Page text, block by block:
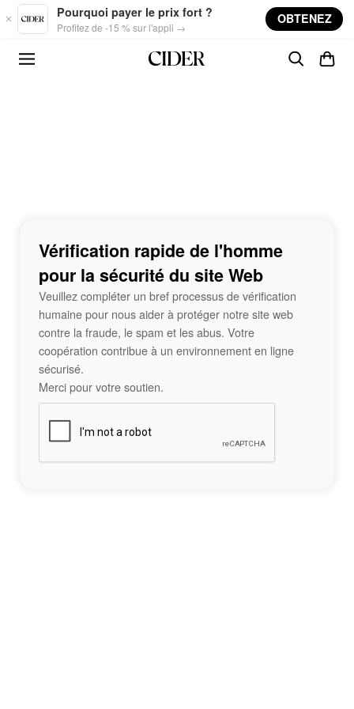
Skip to main content
Pourquoi payer le prix fort ?
Profitez de -15 % sur l'appli →
OBTENEZ
Vérification rapide de l'homme
pour la sécurité du site Web
Veuillez compléter un bref processus de vérification
humaine pour nous aider à protéger notre site web
contre la fraude, le spam et les abus. Votre
coopération contribue à un environnement en ligne
sécurisé.
Merci pour votre soutien.